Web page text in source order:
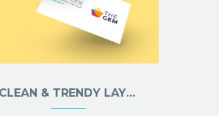
CLEAN & TRENDY LAYOUT (DEMO)